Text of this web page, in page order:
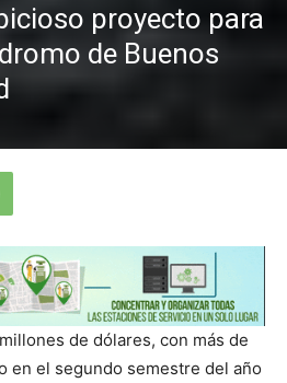
proyecto para
de Buenos
de dólares, con más de
en el segundo semestre del año